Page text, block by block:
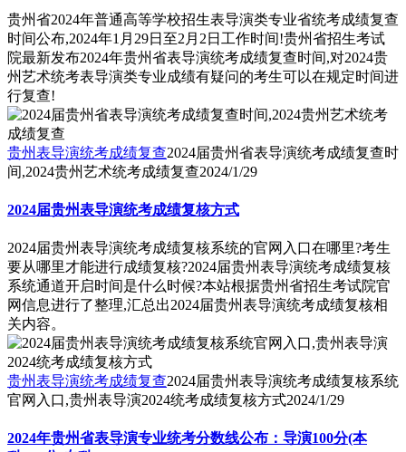
贵州省2024年普通高等学校招生表导演类专业省统考成绩复查
时间公布,2024年1月29日至2月2日工作时间!贵州省招生考试
院最新发布2024年贵州省表导演统考成绩复查时间,对2024贵
州艺术统考表导演类专业成绩有疑问的考生可以在规定时间进
行复查!
贵州表导演统考成绩复查2024届贵州省表导演统考成绩复查时
间,2024贵州艺术统考成绩复查2024/1/29
2024届贵州表导演统考成绩复核方式
2024届贵州表导演统考成绩复核系统的官网入口在哪里?考生
要从哪里才能进行成绩复核?2024届贵州表导演统考成绩复核
系统通道开启时间是什么时候?本站根据贵州省招生考试院官
网信息进行了整理,汇总出2024届贵州表导演统考成绩复核相
关内容。
贵州表导演统考成绩复查2024届贵州表导演统考成绩复核系统
官网入口,贵州表导演2024统考成绩复核方式2024/1/29
2024年贵州省表导演专业统考分数线公布：导演100分(本